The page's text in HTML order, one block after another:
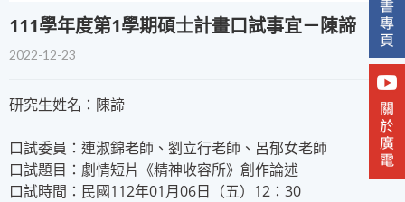
111學年度第1學期碩士計畫口試事宜－陳諦
2022-12-23
研究生姓名：陳諦
口試委員：連淑錦老師、劉立行老師、呂郁女老師
口試題目：劇情短片《精神收容所》創作論述
口試時間：民國112年01月06日（五）12：30